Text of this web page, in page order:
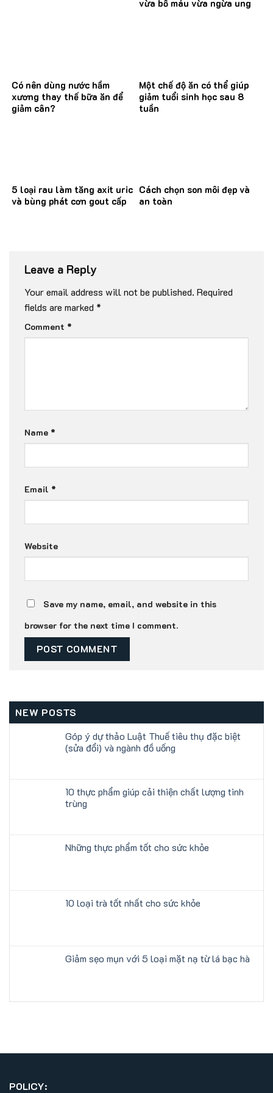
vừa bổ máu vừa ngừa ung
Có nên dùng nước hầm
xương thay thế bữa ăn để
giảm cân?
Một chế độ ăn có thể giúp
giảm tuổi sinh học sau 8
tuần
5 loại rau làm tăng axit uric
và bùng phát cơn gout cấp
Cách chọn son môi đẹp và
an toàn
Leave a Reply
Your email address will not be published. Required
fields are marked *
Comment *
Name *
Email *
Website
Save my name, email, and website in this
browser for the next time I comment.
NEW POSTS
Góp ý dự thảo Luật Thuế tiêu thụ đặc biệt
(sửa đổi) và ngành đồ uống
10 thực phẩm giúp cải thiện chất lượng tinh
trùng
Những thực phẩm tốt cho sức khỏe
10 loại trà tốt nhất cho sức khỏe
Giảm sẹo mụn với 5 loại mặt nạ từ lá bạc hà
POLICY: